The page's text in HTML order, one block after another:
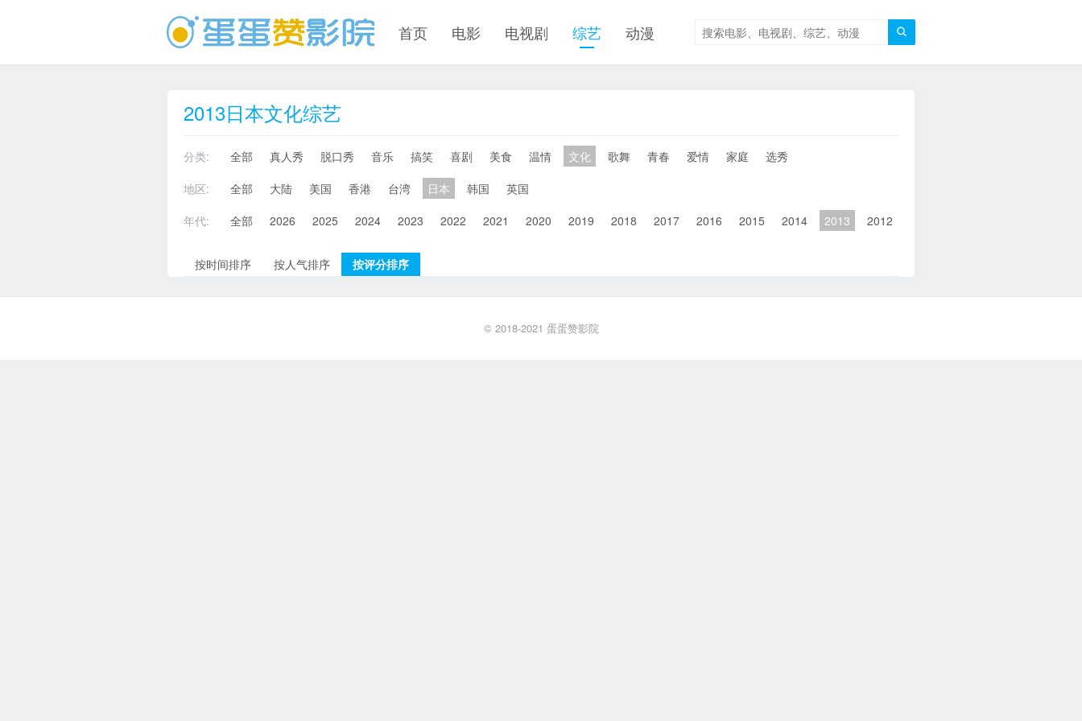

首页 电影 电视剧 综艺 动漫
2013日本文化综艺
分类: 全部 真人秀 脱口秀 音乐 搞笑 喜剧 美食 温情 文化 歌舞 青春 爱情 家庭
选秀
地区:
全部 大陆 美国 香港 台湾 日本 韩国
英国
年代:
全部 2026 2025 2024 2023 2022 2021 2020 2019 2018 2017 2016 2015 2014 2013 2012
按时间排序 按人气排序 按评分排序
© 2018-2021 蛋蛋赞影院